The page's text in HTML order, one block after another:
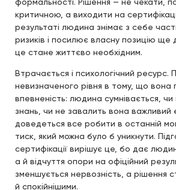
критичною, а виходити на
результаті людина знімає з себе
ризиків і посилює власну позицію ще
це стане життєво необхідним.
Втрачається і психологічний ресурс.
невизначеного рівня в тому, що вона
впевненість: людина сумнівається, чи
знань, чи не завалить вона важливий
доведеться все робити в останній
тиск, який можна було б уникнути.
сертифікації вирішує це, бо дає
а й відчуття опори на офіційний
зменшується нервозність, а рішення
й спокійнішими.